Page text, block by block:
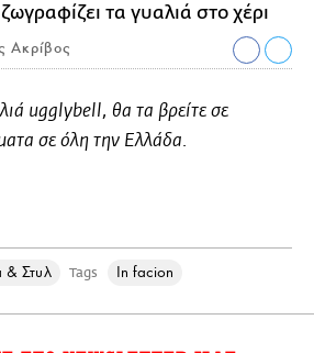
Ακρίβος
ugglybell, θα τα βρείτε σε
σε όλη την Ελλάδα.
Στυλ Tags In facion